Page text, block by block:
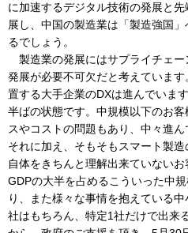
に加速するデジタル技術の発展と
展し、中国の製造業は「製造強国
るでしょう。
製造業の発展にはサプライチェ
発展が必要不可欠だと考えていま
置する大手企業のDXは進んでいま
半ばの状態です。中規模以下のお
スやコストの問題もあり、中々進ん
それに加え、そもそもスマート製
自体をきちんと理解出来ていないお
GDPの大半を占めるこういった中
り、また様々な事情を抱えている
社はもちろん、特定1社だけで出来